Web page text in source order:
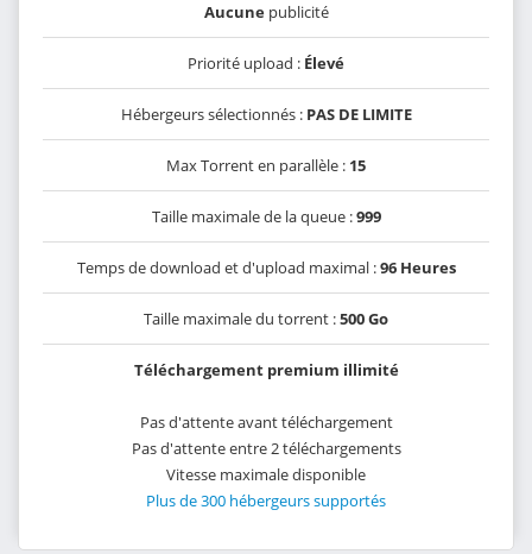
Aucunepublicité
Priorité upload : Élevé
Hébergeurs sélectionnés : PAS DE LIMITE
Max Torrent en parallèle : 15
Taille maximale de la queue :999
Temps de download et d'upload maximal :96 Heures
Taille maximale du torrent :500 Go
Téléchargement premium illimité
Pas d'attente avant téléchargement
Pas d'attente entre 2 téléchargements
Vitesse maximale disponible
Plus de 300 hébergeurs supportés